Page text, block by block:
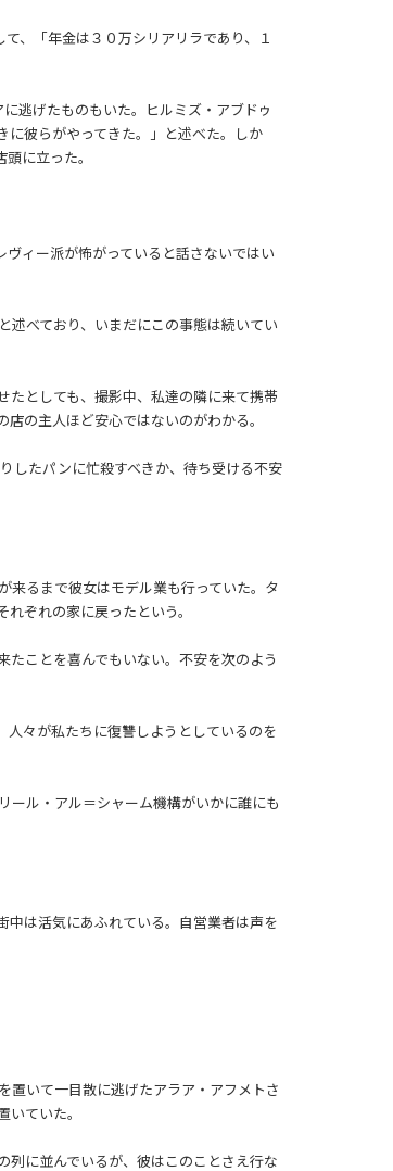
、「年金は３０万シリアリラであり、１
逃げたものもいた。ヒルミズ・アブドゥ
に彼らがやってきた。」と述べた。しか
に立った。
ィー派が怖がっていると話さないではい
述べており、いまだにこの事態は続いてい
たとしても、撮影中、私達の隣に来て携帯
の主人ほど安心ではないのがわかる。
したパンに忙殺すべきか、待ち受ける不安
来るまで彼女はモデル業も行っていた。タ
ぞれの家に戻ったという。
ことを喜んでもいない。不安を次のよう
人々が私たちに復讐しようとしているのを
ール・アル＝シャーム機構がいかに誰にも
中は活気にあふれている。自営業者は声を
置いて一目散に逃げたアラア・アフメトさ
ていた。
列に並んでいるが、彼はこのことさえ行な